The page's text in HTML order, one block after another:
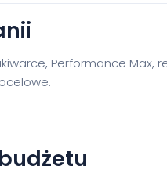
Performance